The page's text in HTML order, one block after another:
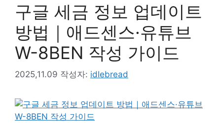
구글 세금 정보 업데이트
방법｜애드센스·유튜브
W-8BEN 작성 가이드
2025,11.09 작성자: idlebread